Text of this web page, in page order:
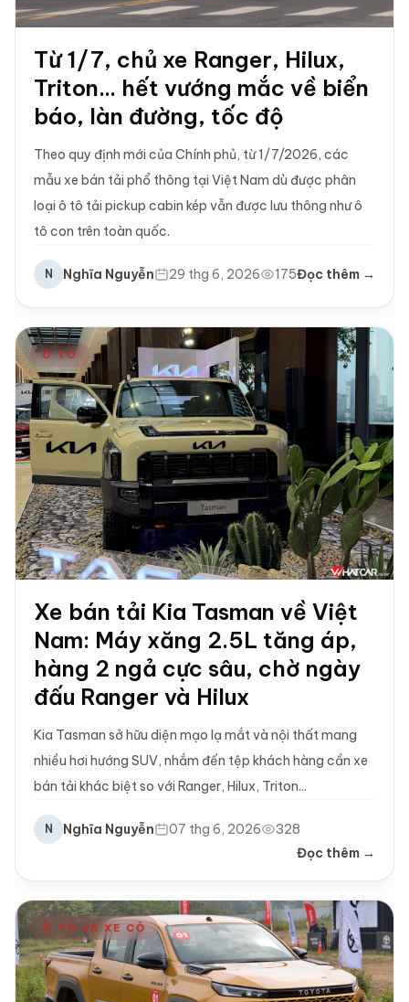
Từ 1/7, chủ xe Ranger, Hilux,
Triton... hết vướng mắc về biển
báo, làn đường, tốc độ
Theo quy định mới của Chính phủ, từ 1/7/2026, các
mẫu xe bán tải phổ thông tại Việt Nam dù được phân
loại ô tô tải pickup cabin kép vẫn được lưu thông như ô
tô con trên toàn quốc.
N Nghĩa Nguyễn 29 thg 6, 2026 175Đọc thêm →
Ô TÔ
Xe bán tải Kia Tasman về Việt
Nam: Máy xăng 2.5L tăng áp,
hàng 2 ngả cực sâu, chờ ngày
đấu Ranger và Hilux
Kia Tasman sở hữu diện mạo lạ mắt và nội thất mang
nhiều hơi hướng SUV, nhắm đến tệp khách hàng cần xe
bán tải khác biệt so với Ranger, Hilux, Triton...
N Nghĩa Nguyễn 07 thg 6, 2026
328
Đọc thêm →
Ô TÔ VÀ XE CỘ